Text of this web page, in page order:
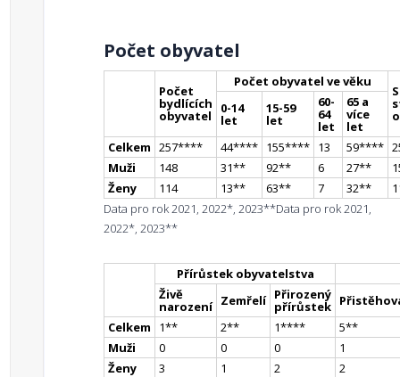
Počet obyvatel
Počet
bydlících
obyvatel
Počet obyvatel ve věku
0-14
let
15-59
let
60-
64
let
65 a
více
let
Celkem 257**** 44**** 155**** 13 59****
Muži
148 31** 92** 6 27**
Ženy
114 13** 63** 7 32**
Data pro rok 2021, 2022*, 2023**Data pro rok 2021,
2022*, 2023**
Přírůstek obyvatelstva
Živě
narození Zemřelí Přirozený
přírůstek
Celkem
1** 2** 1**** 5**
Muži
0 0 0
1
Ženy
3 1 2
2